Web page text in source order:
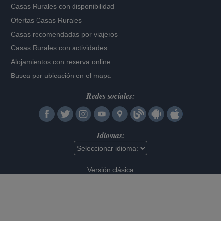
Casas Rurales con disponibilidad
Ofertas Casas Rurales
Casas recomendadas por viajeros
Casas Rurales con actividades
Alojamientos con reserva online
Busca por ubicación en el mapa
Redes sociales:
Idiomas:
Versión clásica